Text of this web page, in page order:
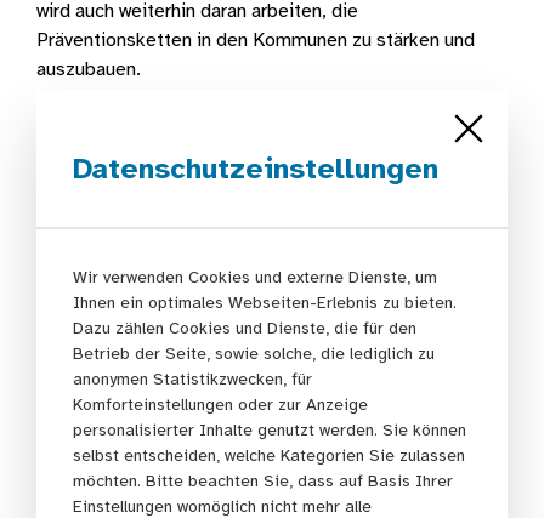
wird auch weiterhin daran arbeiten, die
Präventionsketten in den Kommunen zu stärken und
auszubauen.
Rajni Kerber (Programmleitung Präventionsketten
Hessen, HAGE) schloss den Tag mit drei zentralen
Schlagworten, die den Fachtag prägten:
Pragmatismus:Trotz der Herausforderungen in
entscheidend, pragmatisch und tatkräftig zu
handeln, um Fortschritte zu erzielen.
Kreativität:Viele Maßnahmen erfordern
innovative Ansätze und den Mut, über den
Tellerrand zu schauen. Die kreative Umsetzung in
den Kommunen zeigt, wie wichtig diese
Perspektive ist, um die Arbeit nachhaltig
weiterzuentwickeln.
Datenschutzeinstellungen
Wir verwenden Cookies und externe Dienste, um
Ihnen ein optimales Webseiten-Erlebnis zu bieten.
Dazu zählen Cookies und Dienste, die für den
Betrieb der Seite, sowie solche, die lediglich zu
anonymen Statistikzwecken, für
Komforteinstellungen oder zur Anzeige
personalisierter Inhalte genutzt werden. Sie können
selbst entscheiden, welche Kategorien Sie zulassen
möchten. Bitte beachten Sie, dass auf Basis Ihrer
Einstellungen womöglich nicht mehr alle